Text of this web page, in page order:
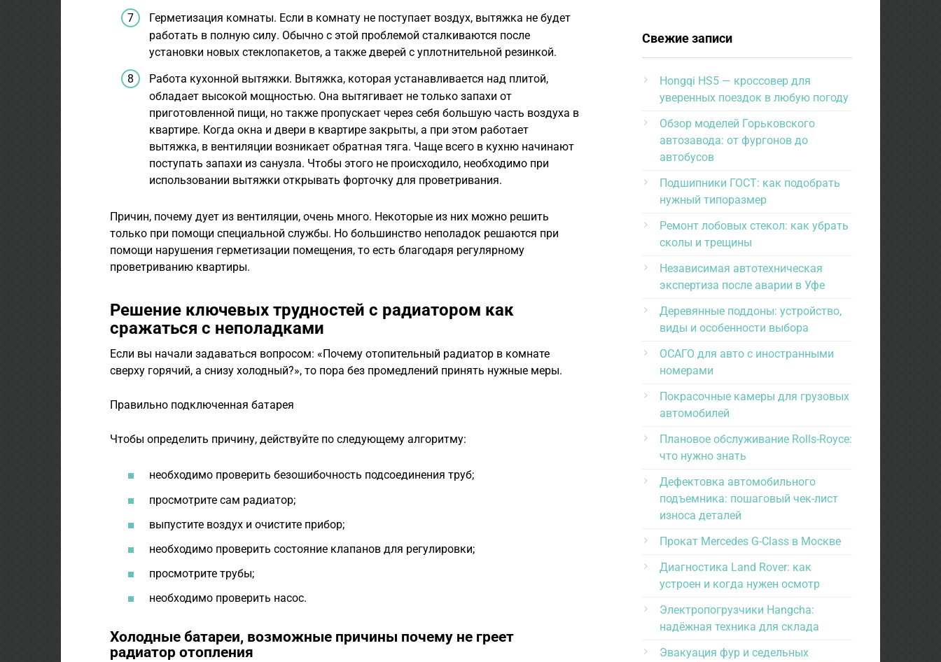
Герметизация комнаты. Если в комнату не поступает воздух, вытяжка не будет
работать в полную силу. Обычно с этой проблемой сталкиваются после
установки новых стеклопакетов, а также дверей с уплотнительной резинкой.
Работа кухонной вытяжки. Вытяжка, которая устанавливается над плитой,
обладает высокой мощностью. Она вытягивает не только запахи от
приготовленной пищи, но также пропускает через себя большую часть воздуха в
квартире. Когда окна и двери в квартире закрыты, а при этом работает
вытяжка, в вентиляции возникает обратная тяга. Чаще всего в кухню начинают
поступать запахи из санузла. Чтобы этого не происходило, необходимо при
использовании вытяжки открывать форточку для проветривания.
Причин, почему дует из вентиляции, очень много. Некоторые из них можно решить
только при помощи специальной службы. Но большинство неполадок решаются при
помощи нарушения герметизации помещения, то есть благодаря регулярному
проветриванию квартиры.
Решение ключевых трудностей с радиатором как
сражаться с неполадками
Если вы начали задаваться вопросом: «Почему отопительный радиатор в комнате
сверху горячий, а снизу холодный?», то пора без промедлений принять нужные меры.
Правильно подключенная батарея
Чтобы определить причину, действуйте по следующему алгоритму:
необходимо проверить безошибочность подсоединения труб;
просмотрите сам радиатор;
выпустите воздух и очистите прибор;
необходимо проверить состояние клапанов для регулировки;
просмотрите трубы;
необходимо проверить насос.
Холодные батареи, возможные причины почему не греет
радиатор отопления
Свежие записи
Hongqi HS5 — кроссовер для
уверенных поездок в любую погоду
Обзор моделей Горьковского
автозавода: от фургонов до
автобусов
Подшипники ГОСТ: как подобрать
нужный типоразмер
Ремонт лобовых стекол: как убрать
сколы и трещины
Независимая автотехническая
экспертиза после аварии в Уфе
Деревянные поддоны: устройство,
виды и особенности выбора
ОСАГО для авто с иностранными
номерами
Покрасочные камеры для грузовых
автомобилей
Плановое обслуживание Rolls-Royce:
что нужно знать
Дефектовка автомобильного
подъемника: пошаговый чек-лист
износа деталей
Прокат Mercedes G-Class в Москве
Диагностика Land Rover: как
устроен и когда нужен осмотр
Электропогрузчики Hangcha:
надёжная техника для склада
Эвакуация фур и седельных